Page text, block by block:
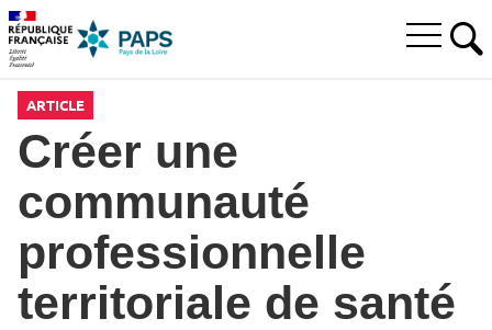
Aller
la
Aller
au
menu
Aller
au
contenu
Ouvrir
ARTICLE
Créer une
communauté
professionnelle
territoriale de santé